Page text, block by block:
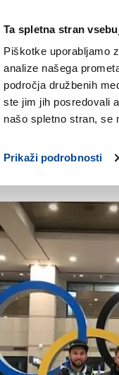
Ta spletna stran
Piškotke uporabljamo
analize našega
področja družbenih
ste jim jih posredovali
našo spletno stran, se
Prikaži podrobnosti
sreda,
5. avgusta 2026